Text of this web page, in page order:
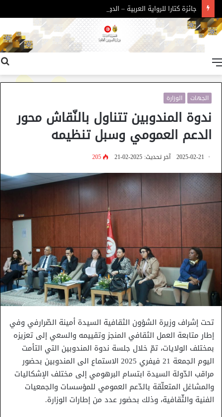
جائزة كتارا للرواية العربية – الدورة 11
الجهات الوزارة
ندوة المندوبين تتناول بالنّقاش محور
الدعم العمومي وسبل تنظيمه
2025-02-21 آخر تحديث: 2025-02-21 205
تحت إشراف وزيرة الشؤون الثقافية السيدة أمينة الصّرارفي وفي
إطار متابعة العمل الثقافي المنجز وتقييمه والسعي إلى تعزيزه
بمختلف الولايات، تمّ خلال جلسة ندوة المندوبين التي التأمت
اليوم الجمعة 21 فيفري 2025 الاستماع الى المندوبين بحضور
مراقب الدّولة السيدة ابتسام البرهومي إلى مختلف الإشكاليات
والمشاغل المتعلّقة بالدّعم العمومي للمؤسسات والجمعيات
الفنية والثّقافية، وذلك بحضور عدد من إطارات الوزارة.